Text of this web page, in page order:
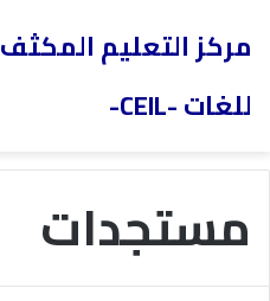
مركز التعليم المكثف
للغات -CEIL-
مستجدات